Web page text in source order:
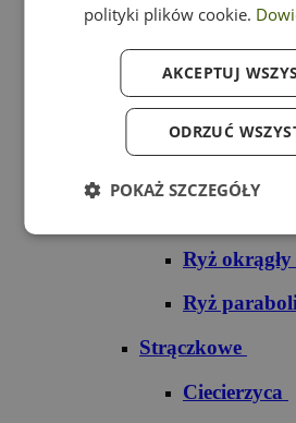
Ryż
Ryż do sushi
Ryż okrągły
Ryż
Strączkowe
Ciecierzyca
polityki plików cookie.
AKCEPTUJ
ODRZUĆ
POKAŻ SZCZEGÓŁY